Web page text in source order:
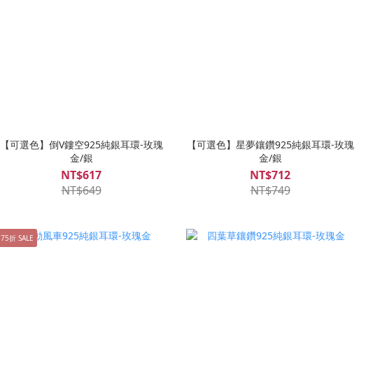
【可選色】倒V鏤空925純銀耳環-玫瑰
金/銀
NT$617
NT$649
【可選色】星夢鑲鑽925純銀耳環-玫瑰
金/銀
NT$712
NT$749
75折 SALE